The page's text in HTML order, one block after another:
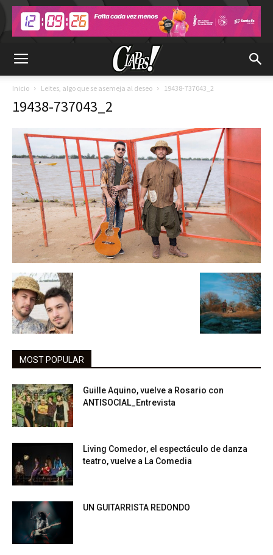
Inicio Leites, algo que se asemeja al deseo 19438-737043_2
19438-737043_2
MOST POPULAR
Guille Aquino, vuelve a Rosario con
ANTISOCIAL_Entrevista
Living Comedor, el espectáculo de danza
teatro, vuelve a La Comedia
UN GUITARRISTA REDONDO